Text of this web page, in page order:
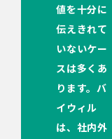
値を十分に
伝えきれて
いないケー
スは多くあ
ります。バ
イウィル
は、社内外